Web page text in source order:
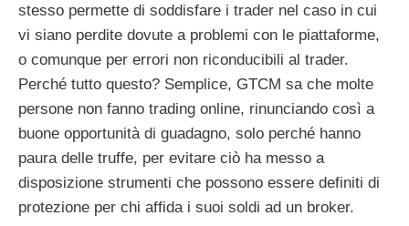
stesso permette di soddisfare i trader nel caso in cui
vi siano perdite dovute a problemi con le piattaforme,
o comunque per errori non riconducibili al trader.
Perché tutto questo? Semplice, GTCM sa che molte
persone non fanno trading online, rinunciando così a
buone opportunità di guadagno, solo perché hanno
paura delle truffe, per evitare ciò ha messo a
disposizione strumenti che possono essere definiti di
protezione per chi affida i suoi soldi ad un broker.